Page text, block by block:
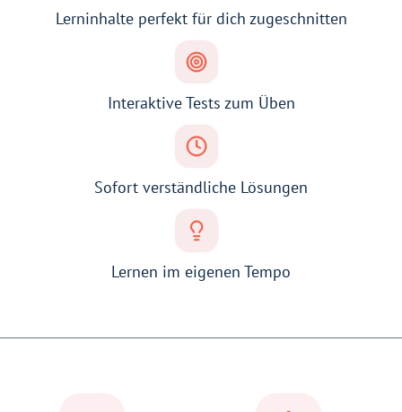
Lerninhalte perfekt für dich zugeschnitten
Interaktive Tests zum Üben
Sofort verständliche Lösungen
Lernen im eigenen Tempo